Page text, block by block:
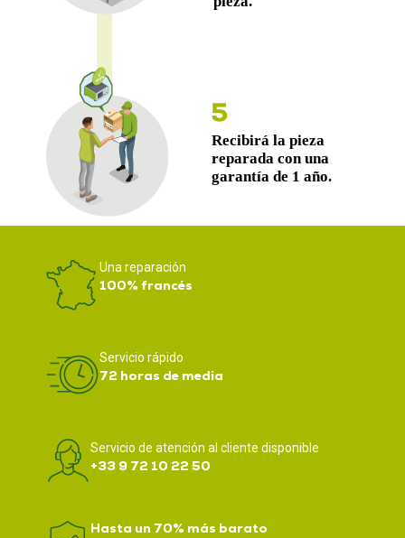
Una reparación
100% francés
Servicio rápido
72 horas de media
Servicio de atención al cliente disponible
+33 9 72 10 22 50
Hasta un 70% más barato